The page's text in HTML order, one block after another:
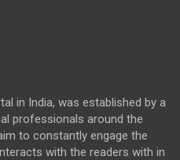
in India, was established by a
professionals around the
to constantly engage the
with the readers with in